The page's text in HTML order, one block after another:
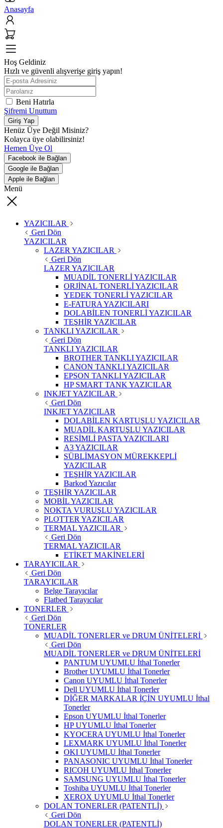
Anasayfa
Hoş Geldiniz
Hızlı ve güvenli alışverişe giriş yapın!
Beni Hatırla
Şifremi Unuttum
Giriş Yap
Henüz Üye Değil Misiniz?
Kolayca üye olabilirsiniz!
Hemen Üye Ol
Facebook ile Bağlan
Google ile Bağlan
Apple ile Bağlan
Menü
YAZICILAR
Geri Dön
YAZICILAR
LAZER YAZICILAR
Geri Dön
LAZER YAZICILAR
MUADİL TONERLİ YAZICILAR
ORJİNAL TONERLİ YAZICILAR
YEDEK TONERLİ YAZICILAR
E-FATURA YAZICILARI
DOLABİLEN TONERLİ YAZICILAR
TEŞHİR YAZICILAR
TANKLI YAZICILAR
Geri Dön
TANKLI YAZICILAR
BROTHER TANKLI YAZICILAR
CANON TANKLI YAZICILAR
EPSON TANKLI YAZICILAR
HP SMART TANK YAZICILAR
INKJET YAZICILAR
Geri Dön
INKJET YAZICILAR
DOLABİLEN KARTUŞLU YAZICILAR
MUADİL KARTUŞLU YAZICILAR
RESİMLİ PASTA YAZICILARI
A3 YAZICILAR
SÜBLİMASYON MÜREKKEPLİ
YAZICILAR
TEŞHİR YAZICILAR
Barkod Yazıcılar
TEŞHİR YAZICILAR
MOBİL YAZICILAR
NOKTA VURUŞLU YAZICILAR
PLOTTER YAZICILAR
TERMAL YAZICILAR
Geri Dön
TERMAL YAZICILAR
ETİKET MAKİNELERİ
TARAYICILAR
Geri Dön
TARAYICILAR
Belge Tarayıcılar
Flatbed Tarayıcılar
TONERLER
Geri Dön
TONERLER
MUADİL TONERLER ve DRUM ÜNİTELERİ
Geri Dön
MUADİL TONERLER ve DRUM ÜNİTELERİ
PANTUM UYUMLU İthal Tonerler
Brother UYUMLU İthal Tonerler
Canon UYUMLU İthal Tonerler
Dell UYUMLU İthal Tonerler
DİĞER MARKALAR İÇİN UYUMLU İthal
Tonerler
Epson UYUMLU İthal Tonerler
HP UYUMLU İthal Tonerler
KYOCERA UYUMLU İthal Tonerler
LEXMARK UYUMLU İthal Tonerler
OKI UYUMLU İthal Tonerler
PANASONIC UYUMLU İthal Tonerler
RICOH UYUMLU İthal Tonerler
SAMSUNG UYUMLU İthal Tonerler
Toshiba UYUMLU İthal Tonerler
XEROX UYUMLU İthal Tonerler
DOLAN TONERLER (PATENTLİ)
Geri Dön
DOLAN TONERLER (PATENTLİ)